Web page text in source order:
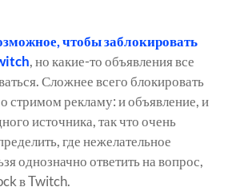
чтобы заблокировать
, но какие-то объявления все
Сложнее всего блокировать
стримом рекламу: и объявление, и
источника, так что очень
где нежелательное
однозначно ответить на вопрос,
в Twitch.